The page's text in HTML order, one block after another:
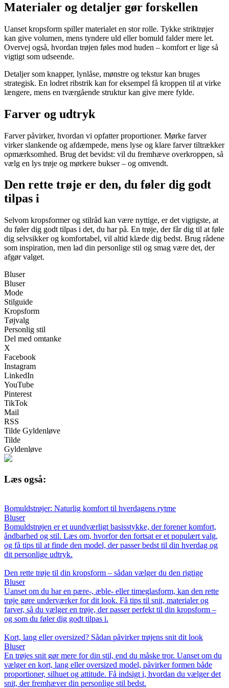
Materialer og detaljer gør forskellen
Uanset kropsform spiller materialet en stor rolle. Tykke striktrøjer
kan give volumen, mens tyndere uld eller bomuld falder mere let.
Overvej også, hvordan trøjen føles mod huden – komfort er lige så
vigtigt som udseende.
Detaljer som knapper, lynlåse, mønstre og tekstur kan bruges
strategisk. En lodret ribstrik kan for eksempel få kroppen til at virke
længere, mens en tværgående struktur kan give mere fylde.
Farver og udtryk
Farver påvirker, hvordan vi opfatter proportioner. Mørke farver
virker slankende og afdæmpede, mens lyse og klare farver tiltrækker
opmærksomhed. Brug det bevidst: vil du fremhæve overkroppen, så
vælg en lys trøje og mørkere bukser – og omvendt.
Den rette trøje er den, du føler dig godt
tilpas i
Selvom kropsformer og stilråd kan være nyttige, er det vigtigste, at
du føler dig godt tilpas i det, du har på. En trøje, der får dig til at føle
dig selvsikker og komfortabel, vil altid klæde dig bedst. Brug rådene
som inspiration, men lad din personlige stil og smag være det, der
afgør valget.
Bluser
Bluser
Mode
Stilguide
Kropsform
Tøjvalg
Personlig stil
Del med omtanke
X
Facebook
Instagram
LinkedIn
YouTube
Pinterest
TikTok
Mail
RSS
Tilde Gyldenløve
Tilde
Gyldenløve
Læs også:
Bomuldstrøjer: Naturlig komfort til hverdagens rytme
Bluser
Bomuldstrøjen er et uundværligt basisstykke, der forener komfort,
åndbarhed og stil. Læs om, hvorfor den fortsat er et populært valg,
og få tips til at finde den model, der passer bedst til din hverdag og
dit personlige udtryk.
Den rette trøje til din kropsform – sådan vælger du den rigtige
Bluser
Uanset om du har en pære-, æble- eller timeglasform, kan den rette
trøje gøre underværker for dit look. Få tips til snit, materialer og
farver, så du vælger en trøje, der passer perfekt til din kropsform –
og som du føler dig godt tilpas i.
Kort, lang eller oversized? Sådan påvirker trøjens snit dit look
Bluser
En trøjes snit gør mere for din stil, end du måske tror. Uanset om du
vælger en kort, lang eller oversized model, påvirker formen både
proportioner, silhuet og attitude. Få indsigt i, hvordan du vælger det
snit, der fremhæver din personlige stil bedst.